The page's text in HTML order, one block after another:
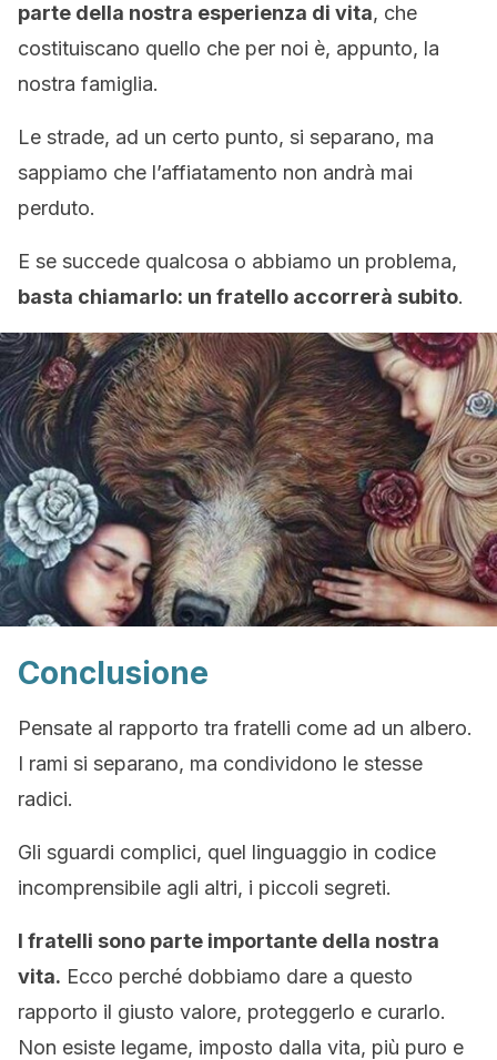
parte della nostra esperienza di vita, che
costituiscano quello che per noi è, appunto, la
nostra famiglia.
Le strade, ad un certo punto, si separano, ma
sappiamo che l’affiatamento non andrà mai
perduto.
E se succede qualcosa o abbiamo un problema,
basta chiamarlo: un fratello accorrerà subito.
Conclusione
Pensate al rapporto tra fratelli come ad un albero.
I rami si separano, ma condividono le stesse
radici.
Gli sguardi complici, quel linguaggio in codice
incomprensibile agli altri, i piccoli segreti.
I fratelli sono parte importante della nostra
vita. Ecco perché dobbiamo dare a questo
rapporto il giusto valore, proteggerlo e curarlo.
Non esiste legame, imposto dalla vita, più puro e